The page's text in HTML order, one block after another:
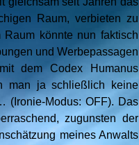
Raum, verbieten zu
könnte nun faktisch
und Werbepassagen
dem Codex Humanus
man ja schließlich keine
(Ironie-Modus: OFF). Das
zugunsten der
meines Anwalts